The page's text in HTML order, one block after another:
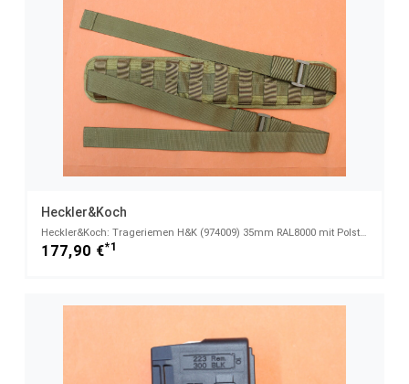
Heckler&Koch
Heckler&Koch: Trageriemen H&K (974009) 35mm RAL8000 mit Polster
177,90 €*1